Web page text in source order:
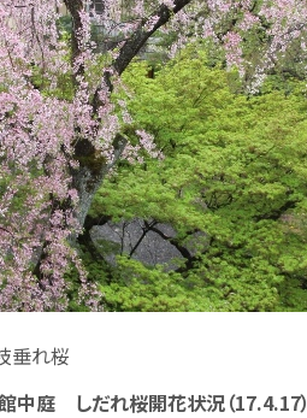
桜
中庭 しだれ桜開花状況（17.4.17）